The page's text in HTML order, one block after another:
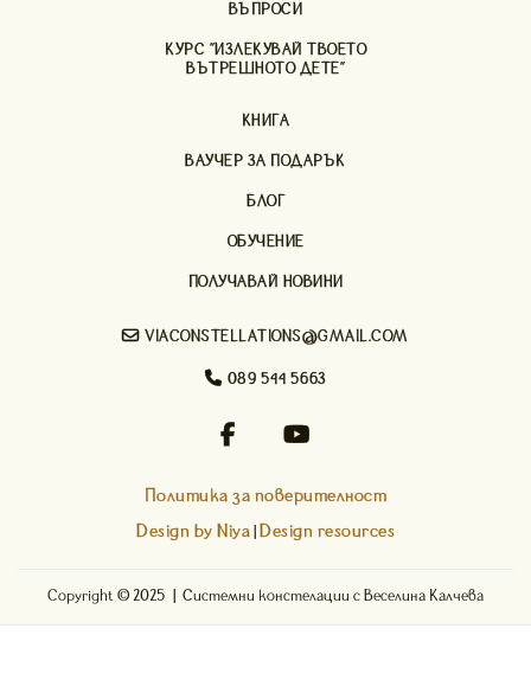
ВЪПРОСИ
КУРС "ИЗЛЕКУВАЙ ТВОЕТО
ВЪТРЕШНОТО ДЕТЕ"
КНИГА
ВАУЧЕР ЗА ПОДАРЪК
БЛОГ
ОБУЧЕНИЕ
ПОЛУЧАВАЙ НОВИНИ
VIACONSTELLATIONS@GMAIL.COM
 089 544 5663
 
Политика за поверителност
Design by Niya Design resources
Copyright © 2025 | Системни констелации с Веселина Калчева